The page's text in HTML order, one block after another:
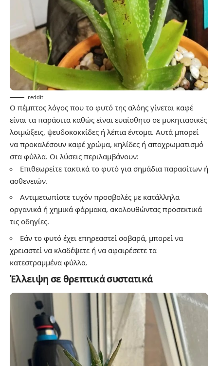
reddit
Ο πέμπτος λόγος που το φυτό της αλόης γίνεται καφέ
είναι τα παράσιτα καθώς είναι ευαίσθητο σε μυκητιασικές
λοιμώξεις, ψευδοκοκκίδες ή λέπια έντομα. Αυτά μπορεί
να προκαλέσουν καφέ χρώμα, κηλίδες ή αποχρωματισμό
στα φύλλα. Οι λύσεις περιλαμβάνουν:
Επιθεωρείτε τακτικά το φυτό για σημάδια παρασίτων ή
ασθενειών.
Αντιμετωπίστε τυχόν προσβολές με κατάλληλα
οργανικά ή χημικά φάρμακα, ακολουθώντας προσεκτικά
τις οδηγίες.
Εάν το φυτό έχει επηρεαστεί σοβαρά, μπορεί να
χρειαστεί να κλαδέψετε ή να αφαιρέσετε τα
κατεστραμμένα φύλλα.
Έλλειψη σε θρεπτικά συστατικά